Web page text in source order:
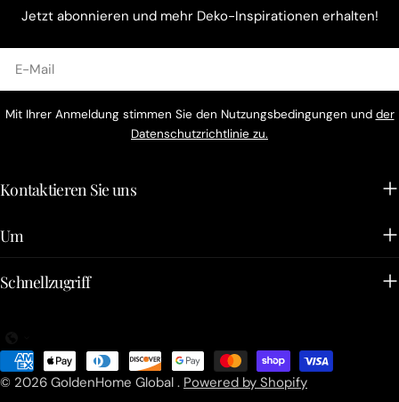
Jetzt abonnieren und mehr Deko-Inspirationen erhalten!
Mail
Mit Ihrer Anmeldung stimmen Sie den Nutzungsbedingungen und der
Datenschutzrichtlinie zu.
Kontaktieren Sie uns
Um
Schnellzugriff
© 2026 GoldenHome Global . Powered by Shopify
Zahlungsarten